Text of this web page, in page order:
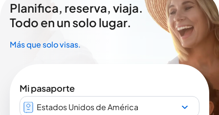
Planifica, reserva, viaja.
Todo en un solo lugar.
Más que solo visas.
Mi pasaporte
Estados Unidos de América